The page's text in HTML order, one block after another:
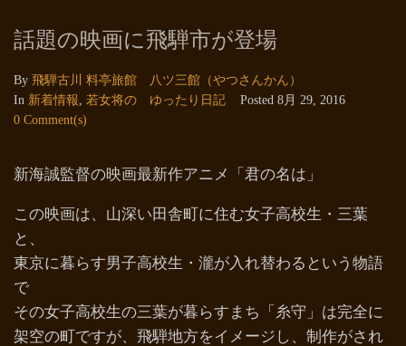
話題の映画に飛騨市が登場
By 飛騨古川 料亭旅館 八ツ三館（やつさんかん）
In 新着情報, 若女将の ゆったり日記 Posted 8月 29, 2016
0 Comment(s)
新海誠監督の映画最新作アニメ「君の名は」
この映画は、山深い田舎町に住む女子高校生・三葉
と、
東京に暮らす男子高校生・瀧が入れ替わるという物語
で
その女子高校生の三葉が暮らすまち「糸守」は完全に
架空の町ですが、飛騨地方をイメージし、制作がされ